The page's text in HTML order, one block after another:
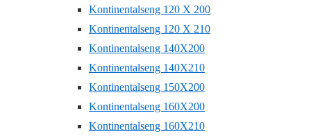
Kontinentalseng 120 X 200
Kontinentalseng 120 X 210
Kontinentalseng 140X200
Kontinentalseng 140X210
Kontinentalseng 150X200
Kontinentalseng 160X200
Kontinentalseng 160X210